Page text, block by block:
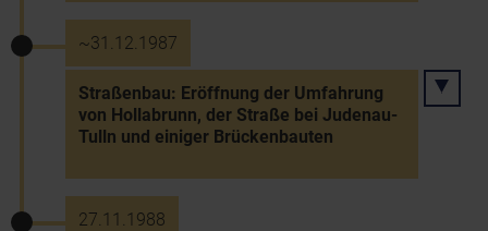
~31.12.1987
Straßenbau: Eröffnung der Umfahrung
von Hollabrunn, der Straße bei Judenau-
Tulln und einiger Brückenbauten
27.11.1988